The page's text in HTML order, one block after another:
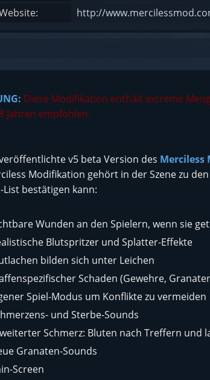
http://
Diese Modifikation enthält extreme
Jahren empfohlen.
v5 beta Version des Merciless
Modifikation gehört in der Szene zu
List bestätigen kann:
Wunden an den Spielern, wenn sie
Blutspritzer und Splatter-Effekte
bilden sich unter Leichen
Schaden (Gewehre,
Spiel-Modus um Konflikte zu vermeiden
und Sterbe-Sounds
Schmerz: Bluten nach Treffern und
Granaten-Sounds
Screen